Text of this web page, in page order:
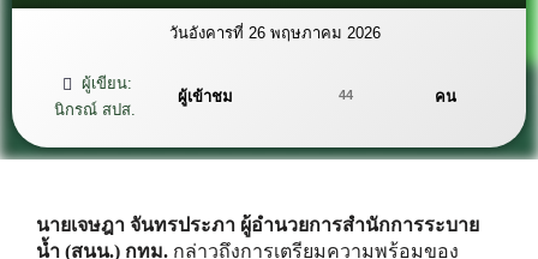
วันอังคารที่ 26 พฤษภาคม 2026
ผู้เขียน:
นิกรณ์ สปส.
ผู้เข้าชม 44 คน
นายเจษฎา จันทรประภา ผู้อำนวยการสำนักการระบาย
น้ำ (สนน.) กทม. กล่าวถึงการเตรียมความพร้อมของ